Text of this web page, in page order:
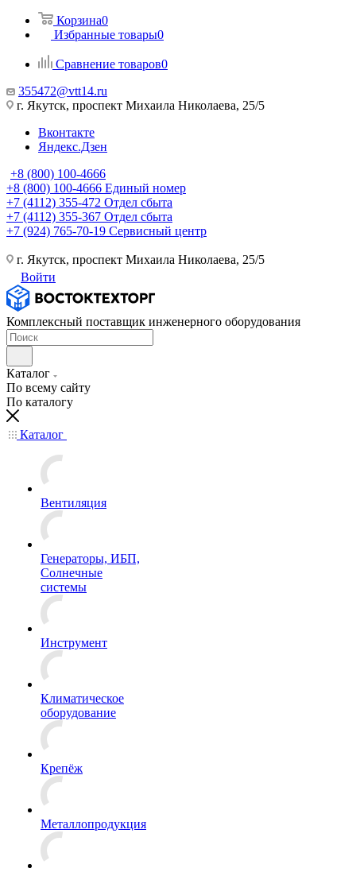
Корзина0
Избранные товары0
Сравнение товаров0
355472@vtt14.ru
г. Якутск, проспект Михаила Николаева, 25/5
Вконтакте
Яндекс.Дзен
+8 (800) 100-4666
+8 (800) 100-4666 Единый номер
+7 (4112) 355-472 Отдел сбыта
+7 (4112) 355-367 Отдел сбыта
+7 (924) 765-70-19 Сервисный центр
г. Якутск, проспект Михаила Николаева, 25/5
Войти
Комплексный поставщик инженерного оборудования
Каталог
По всему сайту
По каталогу
Каталог
Вентиляция
Генераторы, ИБП,
Солнечные
системы
Инструмент
Климатическое
оборудование
Крепёж
Металлопродукция